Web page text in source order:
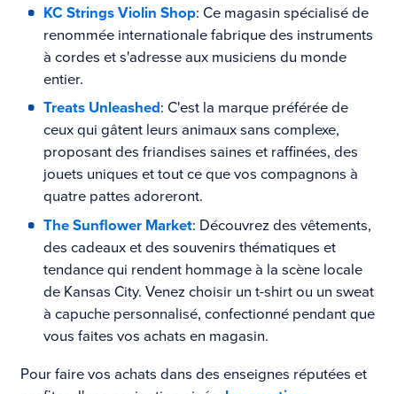
KC Strings Violin Shop: Ce magasin spécialisé de
renommée internationale fabrique des instruments
à cordes et s'adresse aux musiciens du monde
entier.
Treats Unleashed: C'est la marque préférée de
ceux qui gâtent leurs animaux sans complexe,
proposant des friandises saines et raffinées, des
jouets uniques et tout ce que vos compagnons à
quatre pattes adoreront.
The Sunflower Market: Découvrez des vêtements,
des cadeaux et des souvenirs thématiques et
tendance qui rendent hommage à la scène locale
de Kansas City. Venez choisir un t-shirt ou un sweat
à capuche personnalisé, confectionné pendant que
vous faites vos achats en magasin.
Pour faire vos achats dans des enseignes réputées et